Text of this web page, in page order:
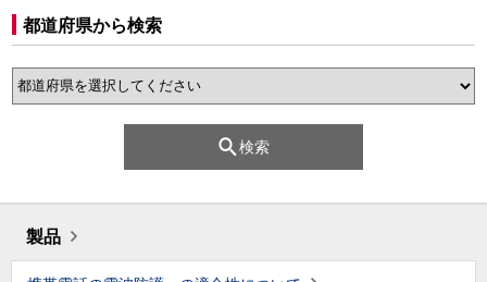
都道府県から検索
検索
製品